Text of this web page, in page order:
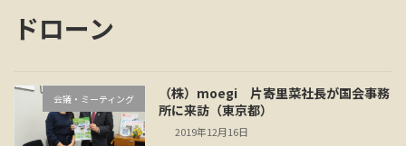
ドローン
会議・ミーティング
（株）moegi 片寄里菜社長が国会事務
所に来訪（東京都）
2019年12月16日